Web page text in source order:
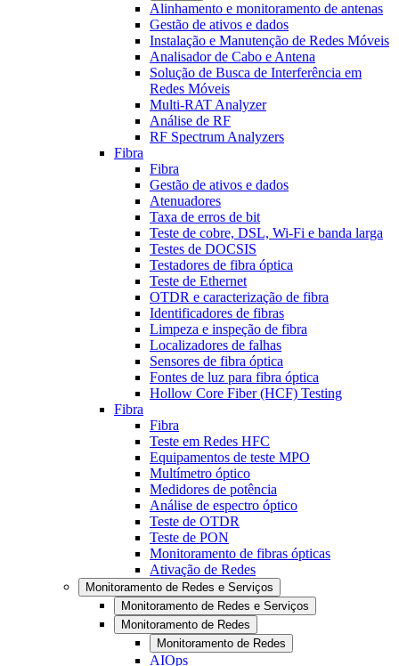
Alinhamento e monitoramento de antenas
Gestão de ativos e dados
Instalação e Manutenção de Redes Móveis
Analisador de Cabo e Antena
Solução de Busca de Interferência em
Redes Móveis
Multi-RAT Analyzer
Análise de RF
RF Spectrum Analyzers
Fibra
Fibra
Gestão de ativos e dados
Atenuadores
Taxa de erros de bit
Teste de cobre, DSL, Wi-Fi e banda larga
Testes de DOCSIS
Testadores de fibra óptica
Teste de Ethernet
OTDR e caracterização de fibra
Identificadores de fibras
Limpeza e inspeção de fibra
Localizadores de falhas
Sensores de fibra óptica
Fontes de luz para fibra óptica
Hollow Core Fiber (HCF) Testing
Fibra
Fibra
Teste em Redes HFC
Equipamentos de teste MPO
Multímetro óptico
Medidores de potência
Análise de espectro óptico
Teste de OTDR
Teste de PON
Monitoramento de fibras ópticas
Ativação de Redes
Monitoramento de Redes e Serviços
Monitoramento de Redes e Serviços
Monitoramento de Redes
Monitoramento de Redes
AIOps